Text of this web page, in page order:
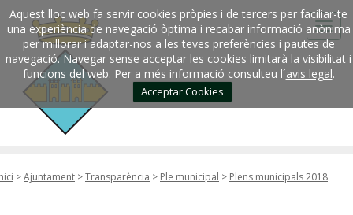
Aquest lloc web fa servir cookies pròpies i de tercers per faciliar-te
una experiència de navegació òptima i recabar informació anònima
per millorar i adaptar-nos a les teves preferències i pautes de
navegació. Navegar sense acceptar les cookies limitarà la visibilitat i
funcions del web. Per a més informació consulteu l´avis legal.
Acceptar Cookies
>Ajuntament >Transparència > Ple municipal > Plens municipals 2018